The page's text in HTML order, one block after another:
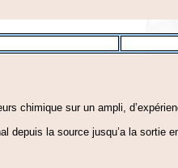
chimique sur un ampli,
depuis la source jusqu’a la sortie